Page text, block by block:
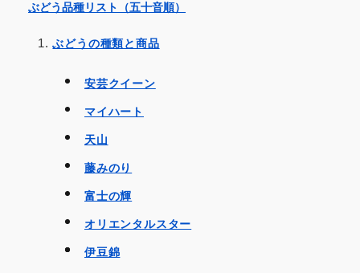
ぶどう品種リスト（五十音順）
ぶどうの種類と商品
安芸クイーン
マイハート
天山
藤みのり
富士の輝
オリエンタルスター
伊豆錦